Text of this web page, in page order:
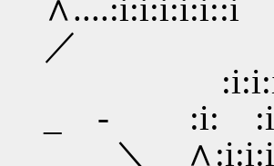
／
_ - :i:
＼